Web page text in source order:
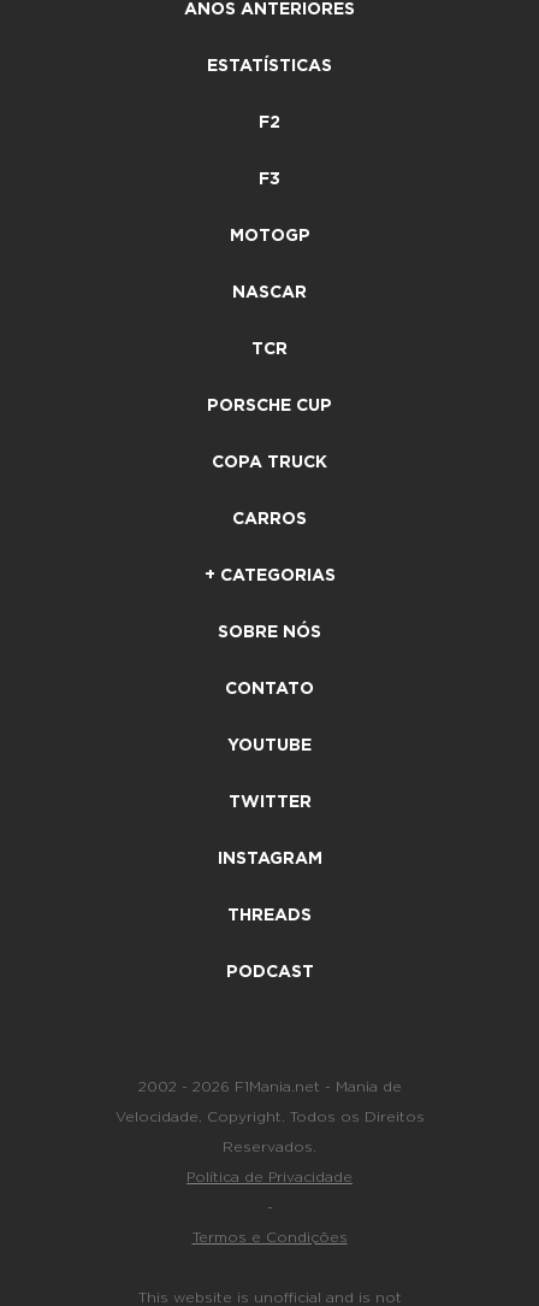
ANOS ANTERIORES
ESTATÍSTICAS
F2
F3
MOTOGP
NASCAR
TCR
PORSCHE CUP
COPA TRUCK
CARROS
+ CATEGORIAS
SOBRE NÓS
CONTATO
YOUTUBE
TWITTER
INSTAGRAM
THREADS
PODCAST
2002 - 2026 F1Mania.net - Mania de
Velocidade. Copyright. Todos os Direitos
Reservados.
Política de Privacidade
-
Termos e Condições
This website is unofficial and is not